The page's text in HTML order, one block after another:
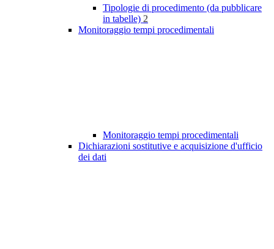
Tipologie di procedimento (da pubblicare
in tabelle) 2
Monitoraggio tempi procedimentali
Monitoraggio tempi procedimentali
Dichiarazioni sostitutive e acquisizione d'ufficio
dei dati